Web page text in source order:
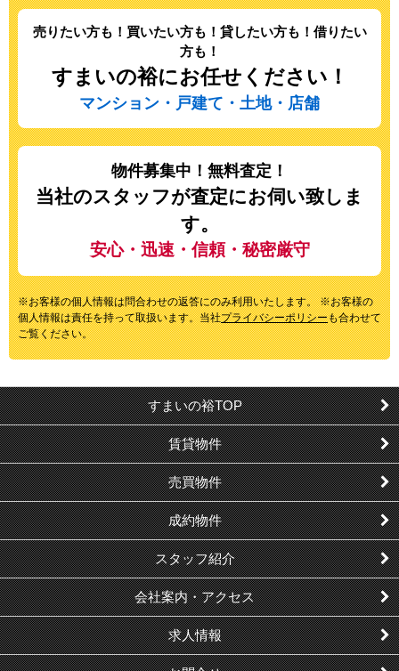
売りたい方も！買いたい方も！貸したい方も！借りたい
方も！
すまいの裕にお任せください！
マンション・戸建て・土地・店舗
物件募集中！無料査定！
当社のスタッフが査定にお伺い致しま
す。
安心・迅速・信頼・秘密厳守
※お客様の個人情報は問合わせの返答にのみ利用いたします。 ※お客様の
個人情報は責任を持って取扱います。当社プライバシーポリシーも合わせて
ご覧ください。
すまいの裕TOP
賃貸物件
売買物件
成約物件
スタッフ紹介
会社案内・アクセス
求人情報